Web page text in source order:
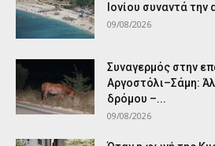
Ιονίου συναντά
09/08/2026
Συναγερμός στην
Αργοστόλι–Σάμη:
δρόμου –...
09/08/2026